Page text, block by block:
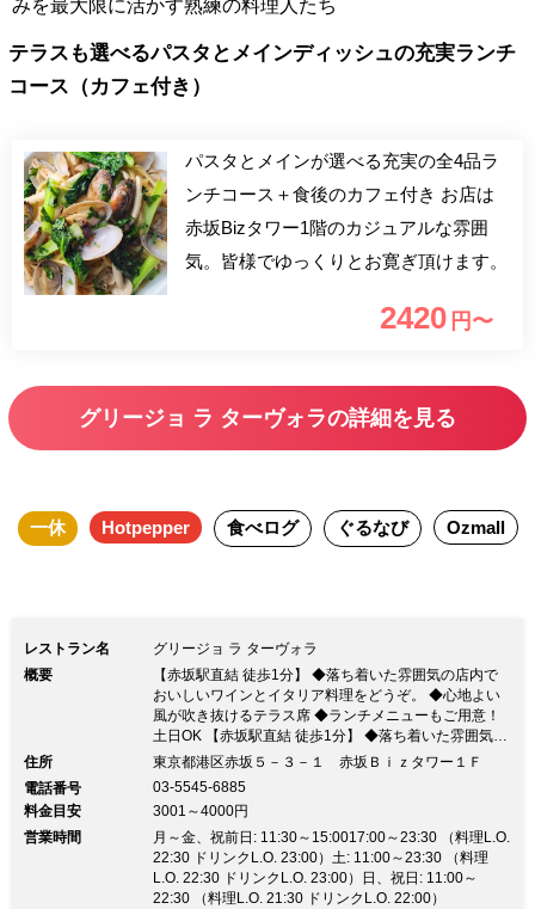
みを最大限に活かす熟練の料理人たち
テラスも選べるパスタとメインディッシュの充実ランチ
コース（カフェ付き）
パスタとメインが選べる充実の全4品ラ
ンチコース＋食後のカフェ付き お店は
赤坂Bizタワー1階のカジュアルな雰囲
気。皆様でゆっくりとお寛ぎ頂けます。
2420 円〜
グリージョ ラ ターヴォラの詳細を見る
一休 Hotpepper 食べログ ぐるなび Ozmall
レストラン名
グリージョ ラ ターヴォラ
概要
【赤坂駅直結 徒歩1分】 ◆落ち着いた雰囲気の店内で
おいしいワインとイタリア料理をどうぞ。 ◆心地よい
風が吹き抜けるテラス席 ◆ランチメニューもご用意！
土日OK 【赤坂駅直結 徒歩1分】 ◆落ち着いた雰囲気の
店内でおいしいワインとイタリア料理をどうぞ。 ◆心
用意！土日OK私たちはお客様、仲間への安心安全に全
力で取り組みます。 詳しくはこちら
zetton.co.jp/docs/promise.pdf 営業時間に関しては当面
の間、ディナーの時間 22:30closeです。 ※施設の営業
時間に準ずる為、随時変更になります。 お客様にはご
不便をおかけいたしますが、ご理解の程、よろしくお願
住所
東京都港区赤坂５－３－１ 赤坂Ｂｉｚタワー１Ｆ
電話番号
03-5545-6885
料金目安
3001～4000円
営業時間
月～金、祝前日: 11:30～15:0017:00～23:30 （料理L.O.
22:30 ドリンクL.O. 23:00）土: 11:00～23:30 （料理
L.O. 22:30 ドリンクL.O. 23:00）日、祝日: 11:00～
22:30 （料理L.O. 21:30 ドリンクL.O. 22:00）